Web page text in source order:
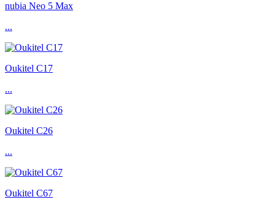
nubia Neo 5 Max
...
Oukitel C17
...
Oukitel C26
...
Oukitel C67